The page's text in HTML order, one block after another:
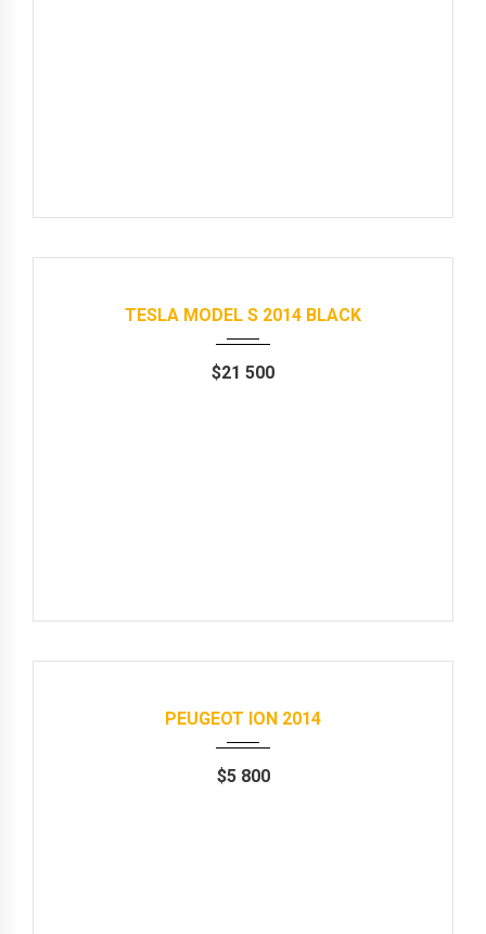
Авто в наявності 2014
Автомат
TESLA MODEL S 2014 BLACK
$21 500
Продані 2014 Автомат 53000 km
PEUGEOT ION 2014
$5 800